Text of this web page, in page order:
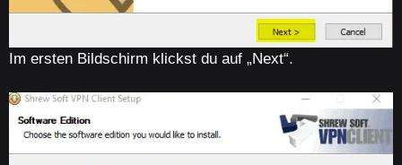
Im ersten Bildschirm klickst du auf „Next“.